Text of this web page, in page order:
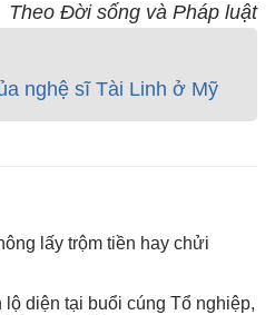
Theo Đời sống và Pháp luật
nghệ sĩ Tài Linh ở Mỹ
lấy trộm tiền hay chửi
diện tại buổi cúng Tổ nghiệp,